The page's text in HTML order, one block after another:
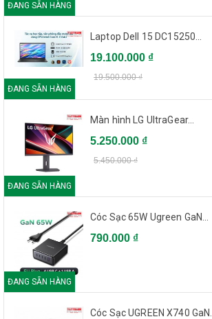
ĐANG SẴN HÀNG
ĐANG SẴN HÀNG
Laptop Dell 15 DC15250...
19.100.000 ₫
19.500.000 ₫
ĐANG SẴN HÀNG
Màn hình LG UltraGear...
5.250.000 ₫
5.450.000 ₫
ĐANG SẴN HÀNG
Cóc Sạc 65W Ugreen GaN...
790.000 ₫
Cóc Sạc UGREEN X740 GaN...